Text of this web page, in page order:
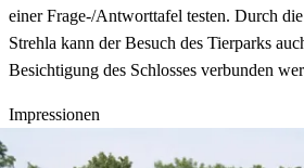
einer Frage-/Antworttafel testen. Durch
Strehla kann der Besuch des Tierparks
Besichtigung des Schlosses verbunden
Impressionen